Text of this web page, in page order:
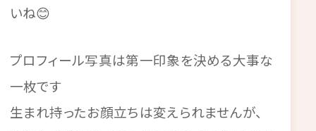
いね😊
プロフィール写真は第一印象を決める大事な
一枚です
生まれ持ったお顔立ちは変えられませんが、